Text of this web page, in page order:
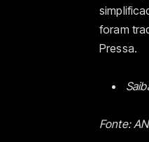
foram
Pressa.
Fonte: